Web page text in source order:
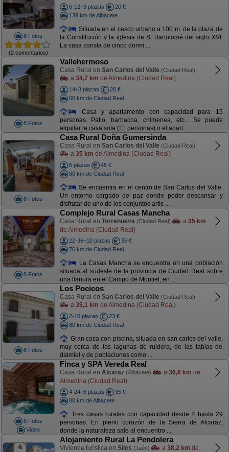
8 Fotos
(2 comentarios)
6-12+3 plazas
20 €
139 km de Albacete
Situada en el casco urbano a 100 m. de la plaza de
la Constitución y la iglesia de S. Bartolomé del siglo XVI.
La casa consta de cinco dormi ...
8 Fotos
Vallehermoso
Casa Rural en San Carlos del Valle (Ciudad Real)
a 34,7 km de Almedina (Ciudad Real)
14+3 plazas
20 €
60 km de Ciudad Real
Casa y apartamento con capacidad para 15
personas. Patio, barbacoa, chimenea, etc... Se puede
alquilar la casa sola (11 personas) o el apart ...
8 Fotos
Casa Rural Doña Gumersinda
Casa Rural en San Carlos del Valle (Ciudad Real)
a 35 km de Almedina (Ciudad Real)
6 plazas
45 €
80 km de Ciudad Real
Se encuentra en el centro de San Carlos del Valle.
Un entorno cargado de paz donde poder descansar y
disfrutar de uno de los conjuntos artís ...
8 Fotos
Complejo Rural Casas Mancha
Casa Rural en Torrenueva (Ciudad Real) a 35 km
de Almedina (Ciudad Real)
22-36+10 plazas
35 €
76 km de Ciudad Real
La Casas Mancha se encuentra en una población
situada al sudeste de la provincia de Ciudad Real sobre
una llanura en el Campo de Montiel, en ...
8 Fotos
Los Pocicos
Casa Rural en San Carlos del Valle (Ciudad Real)
a 35,1 km de Almedina (Ciudad Real)
2-10 plazas
23 €
80 km de Ciudad Real
Gran casa con piscina, situada en san carlos del valle,
muy cerca de las lagunas de ruidera, de las tablas de
daimiel y de poblaciones como ...
8 Fotos
Video
Finca y SPA Vereda Real
Casa Rural en Alcaraz (Albacete) a 36,6 km de
Almedina (Ciudad Real)
4-24+6 plazas
35 €
80 km de Albacete
Tres casas rurales con capacidad desde 4 hasta 29
personas. En pleno corazón de la Sierra de Alcaraz,
donde la naturaleza sale al encuentro ...
Alojamiento Rural La Pendolera
Vivienda turística en Siles (Jaén) a 38,2 km de